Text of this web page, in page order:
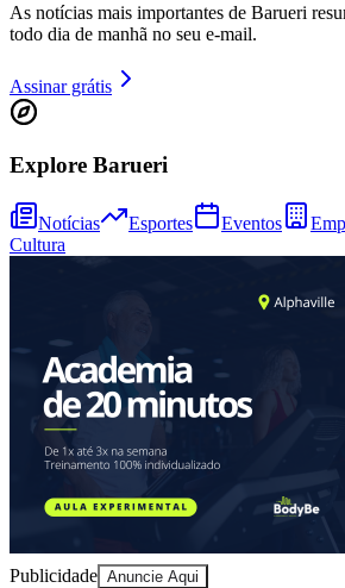
As notícias mais importantes de Barueri
todo dia de manhã no seu e-mail.
Assinar grátis
Explore Barueri
Notícias Esportes Eventos
Cultura
Publicidade Anuncie Aqui